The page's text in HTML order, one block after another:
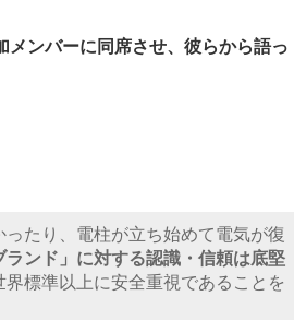
ンバーに同席させ、彼らから語っ
たり、電柱が立ち始めて電気が復
ランド」に対する認識・信頼は底堅
標準以上に安全重視であることを